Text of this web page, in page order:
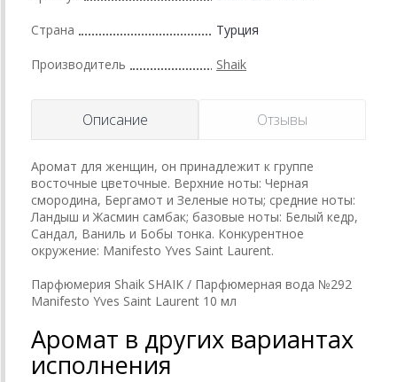
Страна Турция
Производитель Shaik
Описание Отзывы
Аромат для женщин, он принадлежит к группе
восточные цветочные. Верхние ноты: Черная
смородина, Бергамот и Зеленые ноты; средние ноты:
Ландыш и Жасмин самбак; базовые ноты: Белый кедр,
Сандал, Ваниль и Бобы тонка. Конкурентное
окружение: Manifesto Yves Saint Laurent.
Парфюмерия Shaik SHAIK / Парфюмерная вода №292
Manifesto Yves Saint Laurent 10 мл
Аромат в других вариантах
исполнения